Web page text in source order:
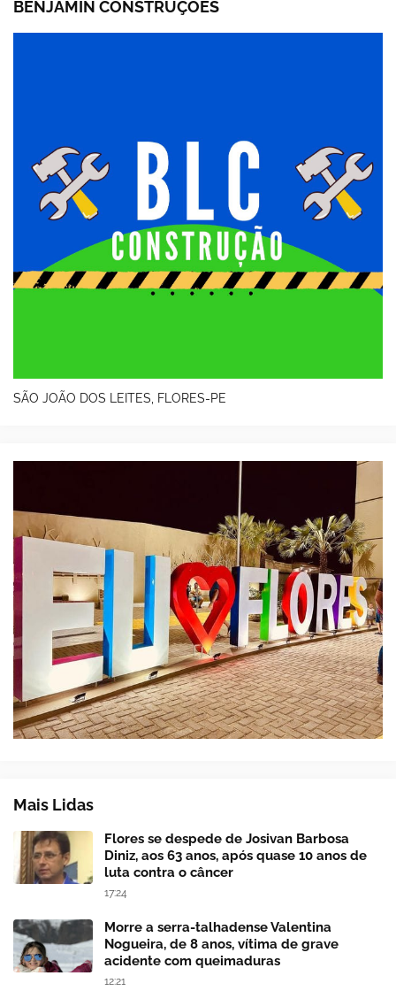
BENJAMIN CONSTRUÇOES
SÃO JOÃO DOS LEITES, FLORES-PE
Mais Lidas
Flores se despede de Josivan Barbosa
Diniz, aos 63 anos, após quase 10 anos de
luta contra o câncer
17:24
Morre a serra-talhadense Valentina
Nogueira, de 8 anos, vítima de grave
acidente com queimaduras
12:21